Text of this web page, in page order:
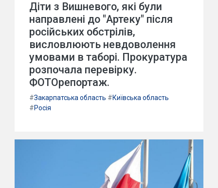
Діти з Вишневого, які були
направлені до "Артеку" після
російських обстрілів,
висловлюють невдоволення
умовами в таборі. Прокуратура
розпочала перевірку.
ФОТОрепортаж.
#Закарпатська область #Київська область
#Росія